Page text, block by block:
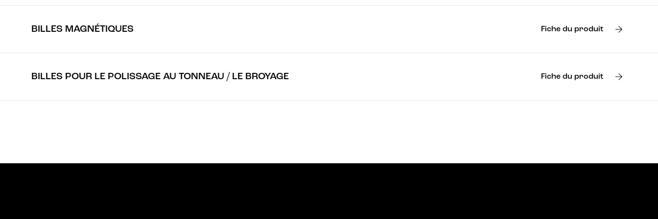
BILLES MAGNÉTIQUES Fiche du produit
BILLES POUR LE POLISSAGE AU TONNEAU / LE BROYAGE Fiche du produit